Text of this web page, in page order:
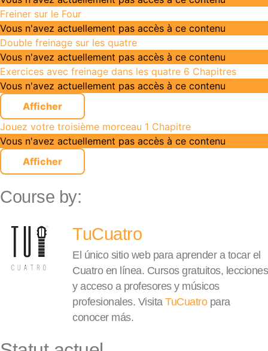
Freiner sur le Four
Vous n'avez actuellement pas accès à ce contenu
Double freinage sur les quatre
Vous n'avez actuellement pas accès à ce contenu
Exercices avec freinage dans les quatre 6 Chapitres
Vous n'avez actuellement pas accès à ce contenu
AfficherExercices avec freinage dans les quatre
Jouez votre troisième morceau 1 Chapitre
Vous n'avez actuellement pas accès à ce contenu
AfficherJouez votre troisième morceau
Course by:
TuCuatro
El único sitio web para aprender a tocar el
Cuatro en línea. Cursos gratuitos, lecciones
y acceso a profesores y músicos
profesionales. Visita TuCuatropara
conocer más.